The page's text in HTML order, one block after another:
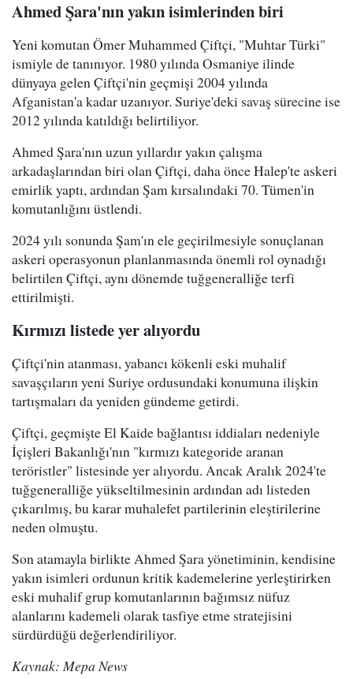
Ahmed Şara'nın yakın isimlerinden biri
Yeni komutan Ömer Muhammed Çiftçi, "Muhtar Türki"
ismiyle de tanınıyor. 1980 yılında Osmaniye ilinde
dünyaya gelen Çiftçi'nin geçmişi 2004 yılında
Afganistan'a kadar uzanıyor. Suriye'deki savaş sürecine ise
2012 yılında katıldığı belirtiliyor.
Ahmed Şara'nın uzun yıllardır yakın çalışma
arkadaşlarından biri olan Çiftçi, daha önce Halep'te askeri
emirlik yaptı, ardından Şam kırsalındaki 70. Tümen'in
komutanlığını üstlendi.
2024 yılı sonunda Şam'ın ele geçirilmesiyle sonuçlanan
askeri operasyonun planlanmasında önemli rol oynadığı
belirtilen Çiftçi, aynı dönemde tuğgeneralliğe terfi
ettirilmişti.
Kırmızı listede yer alıyordu
Çiftçi'nin atanması, yabancı kökenli eski muhalif
savaşçıların yeni Suriye ordusundaki konumuna ilişkin
tartışmaları da yeniden gündeme getirdi.
Çiftçi, geçmişte El Kaide bağlantısı iddiaları nedeniyle
İçişleri Bakanlığı'nın "kırmızı kategoride aranan
teröristler" listesinde yer alıyordu. Ancak Aralık 2024'te
tuğgeneralliğe yükseltilmesinin ardından adı listeden
çıkarılmış, bu karar muhalefet partilerinin eleştirilerine
neden olmuştu.
Son atamayla birlikte Ahmed Şara yönetiminin, kendisine
yakın isimleri ordunun kritik kademelerine yerleştirirken
eski muhalif grup komutanlarının bağımsız nüfuz
alanlarını kademeli olarak tasfiye etme stratejisini
sürdürdüğü değerlendiriliyor.
Kaynak: Mepa News